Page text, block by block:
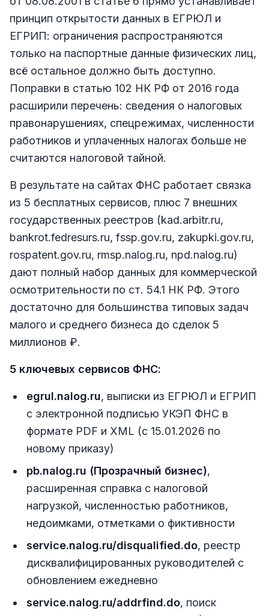
принцип открытости данных в ЕГРЮЛ и
ЕГРИП: ограничения распространяются
только на паспортные данные физических лиц,
всё остальное должно быть доступно.
Поправки в статью 102 НК РФ от 2016 года
расширили перечень: сведения о налоговых
правонарушениях, спецрежимах, численности
работников и уплаченных налогах больше не
считаются налоговой тайной.
В результате на сайтах ФНС работает связка
из 5 бесплатных сервисов, плюс 7 внешних
государственных реестров (kad.arbitr.ru,
bankrot.fedresurs.ru, fssp.gov.ru, zakupki.gov.ru,
rospatent.gov.ru, rmsp.nalog.ru, npd.nalog.ru)
дают полный набор данных для коммерческой
осмотрительности по ст. 54.1 НК РФ. Этого
достаточно для большинства типовых задач
малого и среднего бизнеса до сделок 5
миллионов ₽.
5 ключевых сервисов ФНС:
egrul.nalog.ru, выписки из ЕГРЮЛ и ЕГРИП
с электронной подписью УКЭП ФНС в
формате PDF и XML (с 15.01.2026 по
новому приказу)
pb.nalog.ru (Прозрачный бизнес),
расширенная справка с налоговой
нагрузкой, численностью работников,
недоимками, отметками о фиктивности
service.nalog.ru/disqualified.do, реестр
дисквалифицированных руководителей с
обновлением ежедневно
service.nalog.ru/addrfind.do, поиск